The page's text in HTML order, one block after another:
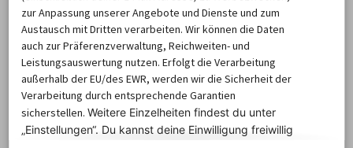
Monaten April bis Dezember möglichst früh, um sich die
attraktivsten Preise sichern zu können!
In welchen Monaten werden
besonders viele Mietfahrzeuge in
Perth angemietet?
zur Anpassung unserer Angebote und Dienste und zum
Austausch mit Dritten verarbeiten. Wir können die Daten
auch zur Präferenzverwaltung, Reichweiten- und
Leistungsauswertung nutzen. Erfolgt die Verarbeitung
außerhalb der EU/des EWR, werden wir die Sicherheit der
Verarbeitung durch entsprechende Garantien
sicherstellen.Weitere Einzelheiten findest du unter
„Einstellungen“. Du kannst deine Einwilligung freiwillig